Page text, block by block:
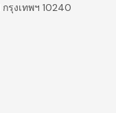
รุงเทพฯ 10240